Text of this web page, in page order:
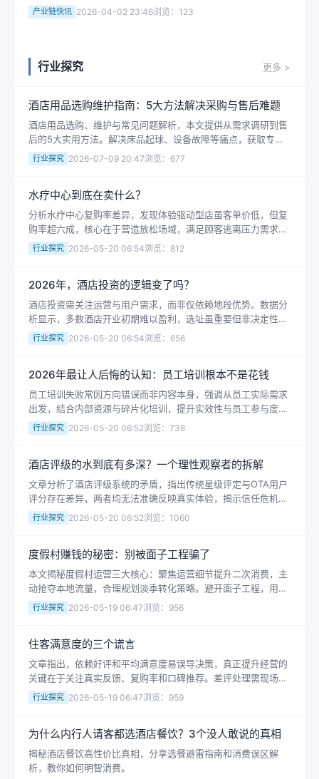
单体酒店经营管理的三项核心
住还要这么费劲？转头去了距离不远的另一家试点 AI酒店 的新
品牌，结果让我大吃一惊...
产业链快讯 2026-04-02 23:46浏览：123
行业探究 更多 >
酒店用品选购维护指南：5大方法解决采购与售后难题
酒店用品选购、维护与常见问题解析，本文提供从需求调研到售
后的5大实用方法。解决床品起球、设备故障等痛点，获取专业
采购清单与维修技巧。立即查看为您节省成本的酒店运营方案。
行业探究 2026-07-09 20:47浏览：677
水疗中心到底在卖什么？
分析水疗中心复购率差异，发现体验驱动型店虽客单价低，但复
购率超六成，核心在于营造放松场域，满足顾客逃离压力需求，
颠覆行业传统技术导向认知。
行业探究 2026-05-20 06:54浏览：812
2026年，酒店投资的逻辑变了吗？
酒店投资需关注运营与用户需求，而非仅依赖地段优势。数据分
析显示，多数酒店开业初期难以盈利，选址虽重要但非决定性因
素。如何在同质化市场中提升用户体验，成为投资成功的关键。
行业探究 2026-05-20 06:54浏览：656
2026年最让人后悔的认知：员工培训根本不是花钱
员工培训失败常因方向错误而非内容本身，强调从员工实际需求
出发，结合内部资源与碎片化培训，提升实效性与员工参与度，
帮助小企业实现增长。
行业探究 2026-05-20 06:52浏览：738
酒店评级的水到底有多深？一个理性观察者的拆解
文章分析了酒店评级系统的矛盾，指出传统星级评定与OTA用户
评分存在差异，两者均无法准确反映真实体验，揭示信任危机的
根源。
行业探究 2026-05-20 06:52浏览：1060
度假村赚钱的秘密：别被面子工程骗了
本文揭秘度假村运营三大核心：聚焦运营细节提升二次消费，主
动抢夺本地流量，合理规划淡季转化策略。避开面子工程，用精
准运营提升盈利能力。
行业探究 2026-05-19 06:47浏览：956
住客满意度的三个谎言
文章指出，依赖好评和平均满意度易误导决策，真正提升经营的
关键在于关注真实反馈、复购率和口碑推荐。差评处理需现场整
改，信任建立于真诚应对而非敷衍回应。
行业探究 2026-05-19 06:47浏览：959
为什么内行人请客都选酒店餐饮？3个没人敢说的真相
揭秘酒店餐饮高性价比真相，分享选餐避雷指南和消费误区解
析，教你如何明智消费。